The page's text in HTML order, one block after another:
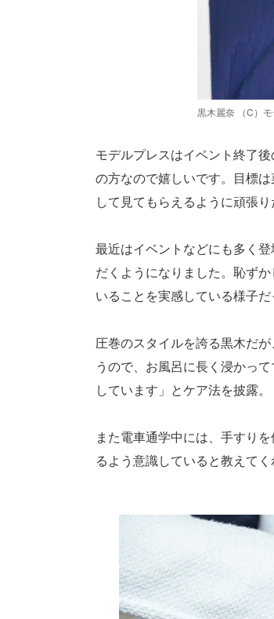
黒木麗奈 （C）
モデルプレスはイベント終了
の方なので嬉しいです。目標
して見てもらえるように頑張
最近はイベントなどにも多く
だくようになりました。恥ず
いることを実感している様子だ
圧巻のスタイルを誇る黒木だ
うので、お風呂に長く浸かっ
しています」とケア法を披露。
また電車通学中には、手すり
るよう意識していると教えてく